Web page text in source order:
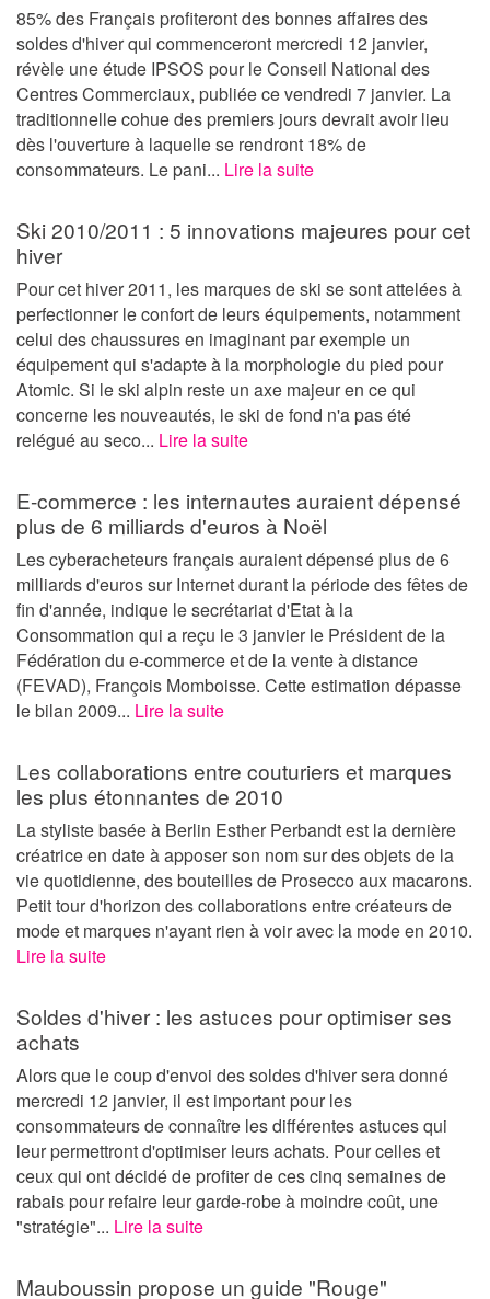
85% des Français profiteront des bonnes affaires des
soldes d'hiver qui commenceront mercredi 12 janvier,
révèle une étude IPSOS pour le Conseil National des
Centres Commerciaux, publiée ce vendredi 7 janvier. La
traditionnelle cohue des premiers jours devrait avoir lieu
dès l'ouverture à laquelle se rendront 18% de
consommateurs. Le pani... Lire la suite
Ski 2010/2011 : 5 innovations majeures pour cet
hiver
Pour cet hiver 2011, les marques de ski se sont attelées à
perfectionner le confort de leurs équipements, notamment
celui des chaussures en imaginant par exemple un
équipement qui s'adapte à la morphologie du pied pour
Atomic. Si le ski alpin reste un axe majeur en ce qui
concerne les nouveautés, le ski de fond n'a pas été
relégué au seco... Lire la suite
E-commerce : les internautes auraient dépensé
plus de 6 milliards d'euros à Noël
Les cyberacheteurs français auraient dépensé plus de 6
milliards d'euros sur Internet durant la période des fêtes de
fin d'année, indique le secrétariat d'Etat à la
Consommation qui a reçu le 3 janvier le Président de la
Fédération du e-commerce et de la vente à distance
(FEVAD), François Momboisse. Cette estimation dépasse
le bilan 2009... Lire la suite
Les collaborations entre couturiers et marques
les plus étonnantes de 2010
La styliste basée à Berlin Esther Perbandt est la dernière
créatrice en date à apposer son nom sur des objets de la
vie quotidienne, des bouteilles de Prosecco aux macarons.
Petit tour d'horizon des collaborations entre créateurs de
mode et marques n'ayant rien à voir avec la mode en 2010.
Lire la suite
Soldes d'hiver : les astuces pour optimiser ses
achats
Alors que le coup d'envoi des soldes d'hiver sera donné
mercredi 12 janvier, il est important pour les
consommateurs de connaître les différentes astuces qui
leur permettront d'optimiser leurs achats. Pour celles et
ceux qui ont décidé de profiter de ces cinq semaines de
rabais pour refaire leur garde-robe à moindre coût, une
"stratégie"... Lire la suite
Mauboussin propose un guide "Rouge"